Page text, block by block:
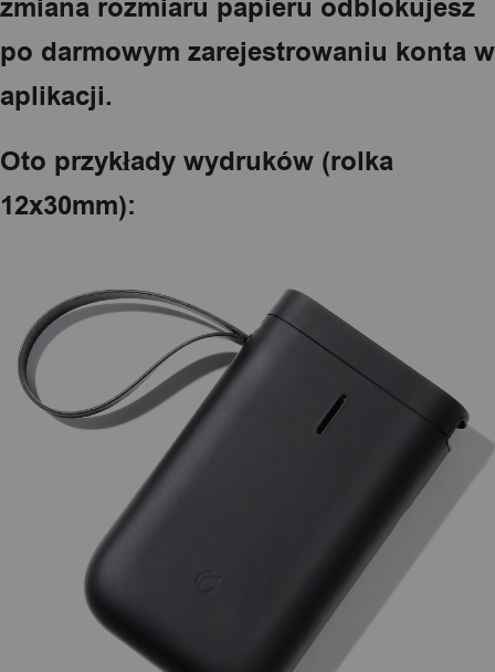
zmiana rozmiaru papieru odblokujesz
po darmowym zarejestrowaniu konta w
aplikacji.
Oto przykłady wydruków (rolka
12x30mm):